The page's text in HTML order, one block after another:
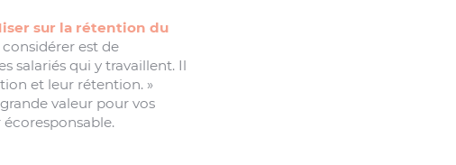
sur la rétention du
est de
salariés qui y travaillent. Il
et leur rétention. »
valeur pour vos